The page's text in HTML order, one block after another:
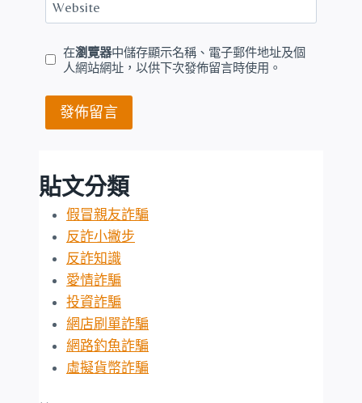
Website
在瀏覽器中儲存顯示名稱、電子郵件地址及個
人網站網址，以供下次發佈留言時使用。
貼文分類
假冒親友詐騙
反詐小撇步
反詐知識
愛情詐騙
投資詐騙
網店刷單詐騙
網路釣魚詐騙
虛擬貨幣詐騙